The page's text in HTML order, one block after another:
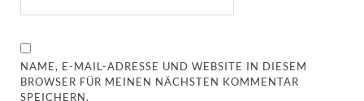
NAME, E-MAIL-ADRESSE UND WEBSITE IN DIESEM
BROWSER FÜR MEINEN NÄCHSTEN KOMMENTAR
SPEICHERN.